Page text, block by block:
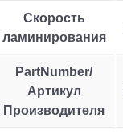
Скорость
ламинирования
PartNumber/
Артикул
Производителя